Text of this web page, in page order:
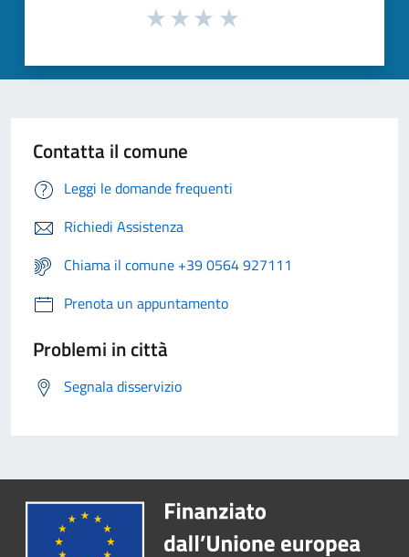
Contatta il comune
Leggi le domande frequenti
Richiedi Assistenza
Chiama il comune +39 0564 927111
Prenota un appuntamento
Problemi in città
Segnala disservizio